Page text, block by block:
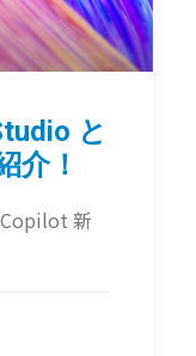
と
介！
新